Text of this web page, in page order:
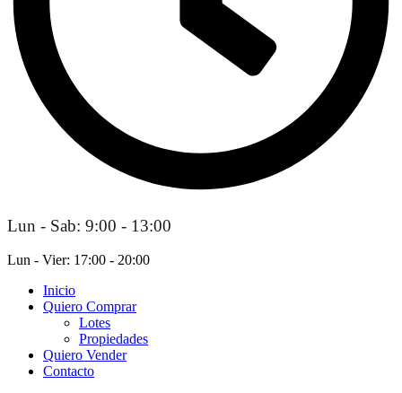
Lun - Sab: 9:00 - 13:00
Lun - Vier: 17:00 - 20:00
Inicio
Quiero Comprar
Lotes
Propiedades
Quiero Vender
Contacto